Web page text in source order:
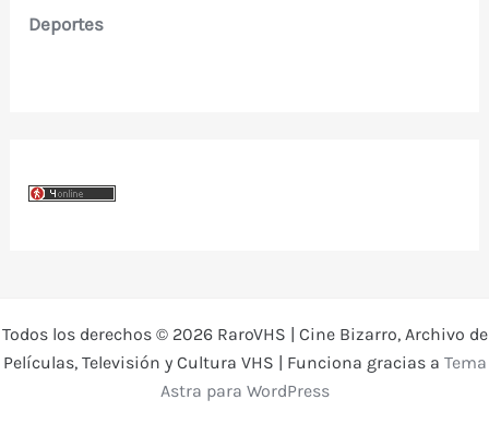
Deportes
Todos los derechos © 2026 RaroVHS | Cine Bizarro, Archivo de
Películas, Televisión y Cultura VHS | Funciona gracias a Tema
Astra para WordPress